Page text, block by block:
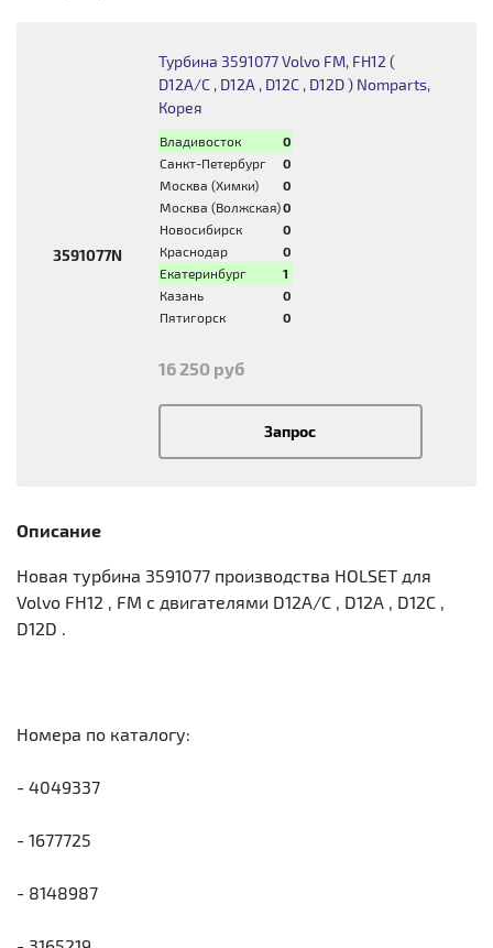
3591077N
Турбина 3591077 Volvo FM, FH12 (
D12A/C , D12A , D12C , D12D ) Nomparts,
Корея
Владивосток
0
Санкт-Петербург
0
Москва (Химки)
0
Москва (Волжская)0
Новосибирск
0
Краснодар
0
Екатеринбург
1
Казань
0
Пятигорск
0
16 250 руб
Запрос
Описание
Новая турбина 3591077 производства HOLSET для
Volvo FH12 , FM с двигателями D12A/C , D12A , D12C ,
D12D .
Номера по каталогу:
- 4049337
- 1677725
- 8148987